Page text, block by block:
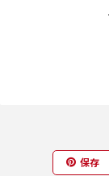
保存